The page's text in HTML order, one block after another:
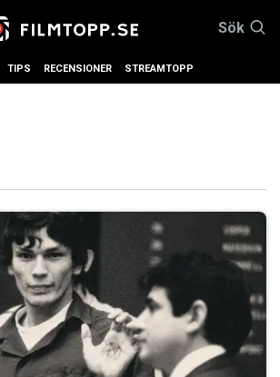
Sök
TIPS RECENSIONER STREAMTOPP